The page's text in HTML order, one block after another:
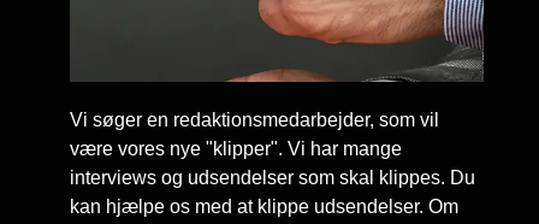
Vi søger en redaktionsmedarbejder, som vil
være vores nye "klipper". Vi har mange
interviews og udsendelser som skal klippes. Du
kan hjælpe os med at klippe udsendelser. Om